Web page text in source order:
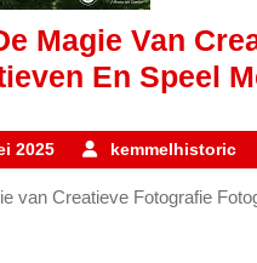
Magie Van
En Speel
2025
21
mei
2025
kemmelhistoric